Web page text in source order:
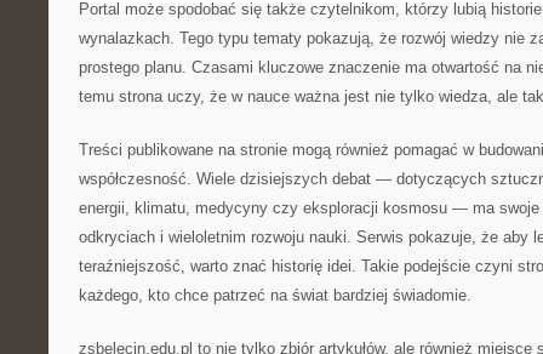
Portal może spodobać się także czytelnikom, którzy lubią
wynalazkach. Tego typu tematy pokazują, że rozwój wiedzy nie
prostego planu. Czasami kluczowe znaczenie ma otwartość na
temu strona uczy, że w nauce ważna jest nie tylko wiedza, ale
Treści publikowane na stronie mogą również pomagać w
współczesność. Wiele dzisiejszych debat — dotyczących
energii, klimatu, medycyny czy eksploracji kosmosu — ma swoje
odkryciach i wieloletnim rozwoju nauki. Serwis pokazuje, że aby
teraźniejszość, warto znać historię idei. Takie podejście czyni
każdego, kto chce patrzeć na świat bardziej świadomie.
zsbelecin.edu.pl to nie tylko zbiór artykułów, ale również miejsce